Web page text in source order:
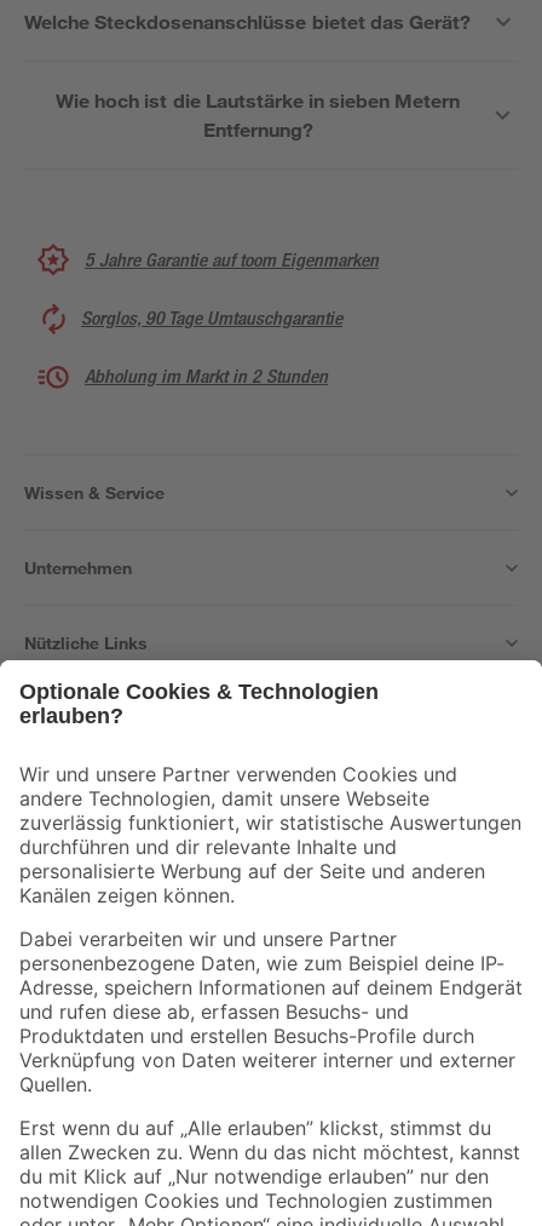
Welche Steckdosenanschlüsse bietet das Gerät?
Wie hoch ist die Lautstärke in sieben Metern
Entfernung?
5 Jahre Garantie auf toom Eigenmarken
Sorglos, 90 Tage Umtauschgarantie
Abholung im Markt in 2 Stunden
Wissen & Service
Unternehmen
Nützliche Links
Der toom Newsletter: Keine Angebote und Aktionen mehr verpassen!
Zur Newsletter Anmeldung
Folge uns
Zahlungsarten Versandarten
Sicher einkaufen
Jetzt die toom-App herunterladen